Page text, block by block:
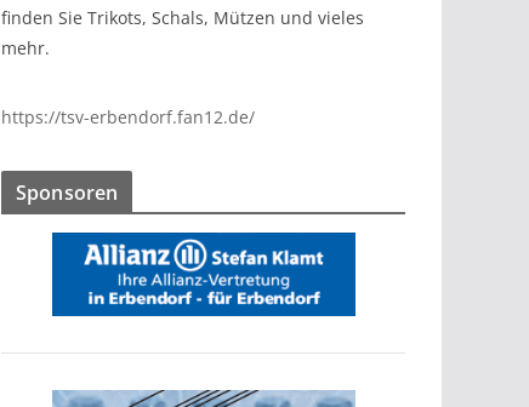
finden Sie Trikots, Schals, Mützen und vieles
mehr.
https://tsv-erbendorf.fan12.de/
Sponsoren